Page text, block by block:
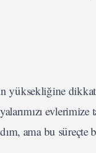
yüksekliğine
ama bu süreçte